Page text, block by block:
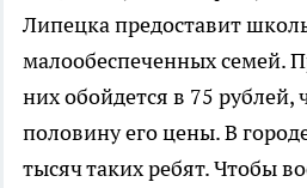
Липецка предоставит
малообеспеченных семей.
них обойдется в 75 рублей,
половину его цены. В
тысяч таких ребят. Чтобы